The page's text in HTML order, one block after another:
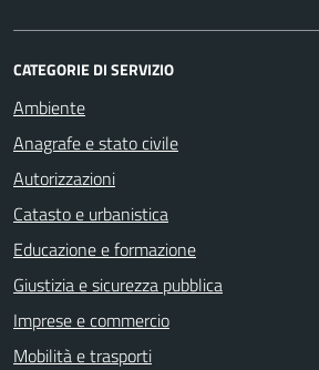
CATEGORIE DI SERVIZIO
Ambiente
Anagrafe e stato civile
Autorizzazioni
Catasto e urbanistica
Educazione e formazione
Giustizia e sicurezza pubblica
Imprese e commercio
Mobilità e trasporti